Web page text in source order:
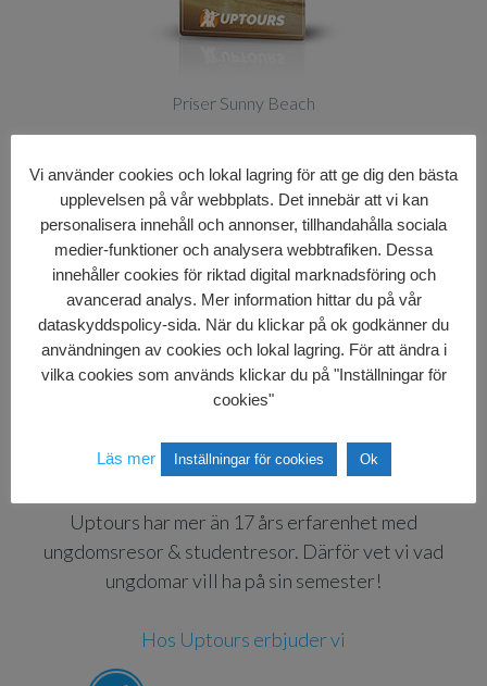
Priser Sunny Beach
Events Sunny Beach
UNGDOMSRESOR
Uptours har mer än 17 års erfarenhet med
ungdomsresor & studentresor. Därför vet vi vad
ungdomar vill ha på sin semester!
Hos Uptours erbjuder vi
Vi använder cookies och lokal lagring för att ge dig den bästa
upplevelsen på vår webbplats. Det innebär att vi kan
personalisera innehåll och annonser, tillhandahålla sociala
medier-funktioner och analysera webbtrafiken. Dessa
innehåller cookies för riktad digital marknadsföring och
avancerad analys. Mer information hittar du på vår
dataskyddspolicy-sida. När du klickar på ok godkänner du
användningen av cookies och lokal lagring. För att ändra i
vilka cookies som används klickar du på "Inställningar för
cookies"
Läs mer Inställningar för cookies Ok